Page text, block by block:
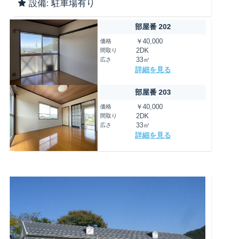
設備: 駐車場有り
部屋番 202
価格 ￥40,000
間取り 2DK
広さ 33㎡
詳細を見る
部屋番 203
価格 ￥40,000
間取り 2DK
広さ 33㎡
詳細を見る